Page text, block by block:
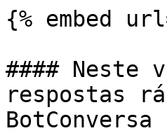
{% embed
#### Neste
respostas
BotConversa